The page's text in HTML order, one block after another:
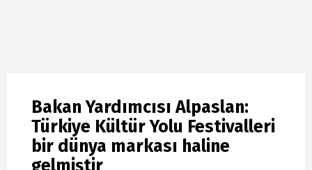
Bakan Yardımcısı Alpaslan:
Türkiye Kültür Yolu Festivalleri
bir dünya markası haline